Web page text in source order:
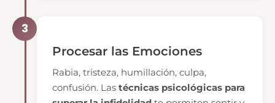
3
Procesar las Emociones
Rabia, tristeza, humillación, culpa,
confusión. Las técnicas psicológicas para